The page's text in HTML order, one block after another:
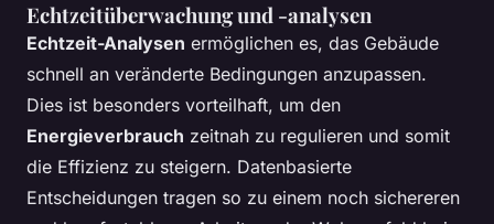
Echtzeitüberwachung und -analysen
Echtzeit-Analysen ermöglichen es, das Gebäude
schnell an veränderte Bedingungen anzupassen.
Dies ist besonders vorteilhaft, um den
Energieverbrauch zeitnah zu regulieren und somit
die Effizienz zu steigern. Datenbasierte
Entscheidungen tragen so zu einem noch sichereren